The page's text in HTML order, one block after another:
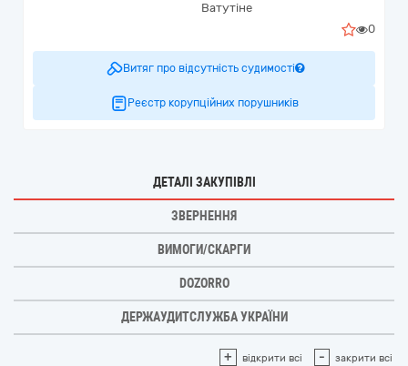
Ватутіне
0
Витяг про відсутність судимості
Реєстр корупційних порушників
ДЕТАЛІ ЗАКУПІВЛІ
ЗВЕРНЕННЯ
ВИМОГИ/СКАРГИ
DOZORRO
ДЕРЖАУДИТСЛУЖБА УКРАЇНИ
+ відкрити всі - закрити всі